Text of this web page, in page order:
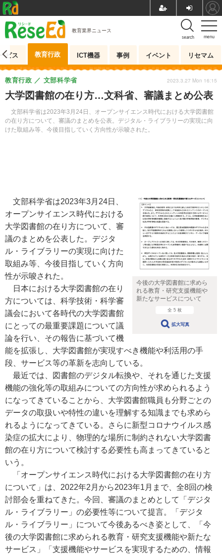
menu
search
教育業界ニュース
ビス 教育行政 ICT機器 事例 イベント リセマム
大学図書館の在り方…文科省、審議まとめ公表
文部科学省は2023年3月24日、オープンサイエンス時代における大学図書館
の在り方について、審議のまとめを公表。デジタル・ライブラリーの実現に向
けた取組み等、今後目指していく方向性が示唆された。
教育行政 文部科学省 2023.3.27 Mon 16:15
今後の大学図書館に求めら
れる教育・研究支援機能や
新たなサービスについて
全 5 枚
拡大写真
文部科学省は2023年3月24日、
オープンサイエンス時代における
大学図書館の在り方について、審
議のまとめを公表した。デジタ
ル・ライブラリーの実現に向けた
取組み等、今後目指していく方向
性が示唆された。
日本における大学図書館の在り
方については、科学技術・科学審
議会において各時代の大学図書館
にとっての最重要課題について議
論を行い、その報告に基づいて機
能を拡張し、大学図書館が実現すべき機能や利活用の手
段、サービス等の革新を志向している。
最近では、図書館のデジタル転換や、それを通じた支援
機能の強化等の取組みについての方向性が求められるよう
になってきていることから、大学図書館職員も分野ごとの
データの取扱いや特性の違いを理解する知識までも求めら
れるようになってきている。さらに新型コロナウイルス感
染症の拡大により、物理的な場所に制約されない大学図書
館の在り方について検討する必要性も高まってきていると
いう。
「オープンサイエンス時代における大学図書館の在り方
について」は、2022年2月から2023年1月まで、全8回の検
討部会を重ねてきた。今回、審議のまとめとして「デジタ
ル・ライブラリー」の必要性等について提言。「デジタ
ル・ライブラリー」について今後あるべき姿として、「今
後の大学図書館に求められる教育・研究支援機能や新たな
サービス」「支援機能やサービスを実現するための、情報